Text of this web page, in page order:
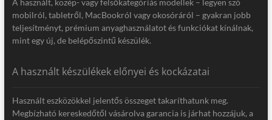
A használt, közép- vagy felsőkategóriás modellek – legyen szó
mobilról, tabletről, MacBookról vagy okosóráról – gyakran jobb
teljesítményt, prémium anyaghasználatot és funkciókat kínálnak,
mint egy új, de belépőszintű készülék.
A használt készülékek előnyei és kockázatai
Használt eszközökkel jelentős összeget takaríthatunk meg.
Megbízható kereskedőtől vásárolva garancia is járhat hozzájuk, a